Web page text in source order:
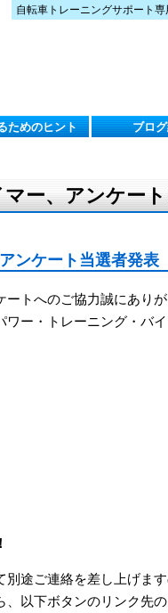
自転車トレーニングサポート専
ためのヒント ブロ
ー、アンケー
ンケート当選者発表
ートへのご協力誠にあり
ー・トレーニング・バ
別途ご連絡を差し上げま
以下ボタンのリンク先